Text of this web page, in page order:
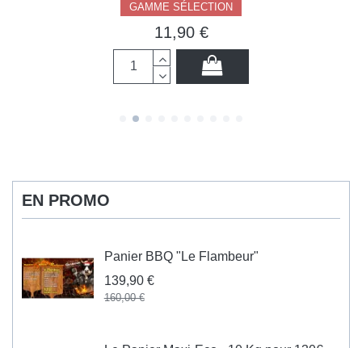
GAMME SÉLECTION
11,90 €
EN PROMO
Panier BBQ "Le Flambeur"
139,90 €
160,00 €